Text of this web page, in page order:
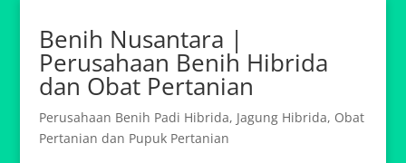
Benih Nusantara |
Perusahaan Benih Hibrida
dan Obat Pertanian
Perusahaan Benih Padi Hibrida, Jagung Hibrida, Obat
Pertanian dan Pupuk Pertanian